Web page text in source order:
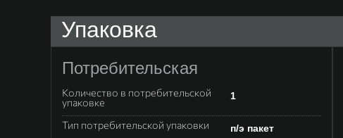
Упаковка
Потребительская
Количество в потребительской
упаковке 1
Тип потребительской упаковки п/э пакет